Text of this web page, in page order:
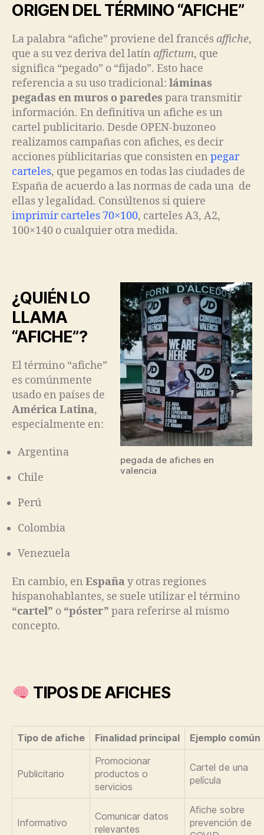
ORIGEN DEL TÉRMINO “AFICHE”
La palabra “afiche” proviene del francés affiche,
que a su vez deriva del latín affictum, que
significa “pegado” o “fijado”. Esto hace
referencia a su uso tradicional: láminas
pegadas en muros o paredes para transmitir
información. En definitiva un afiche es un
cartel publicitario. Desde OPEN-buzoneo
realizamos campañas con afiches, es decir
acciones pùblicitarias que consisten en pegar
carteles, que pegamos en todas las ciudades de
España de acuerdo a las normas de cada una de
ellas y legalidad. Consúltenos si quiere
imprimir carteles 70×100, carteles A3, A2,
100×140 o cualquier otra medida.
pegada de afiches en
valencia
¿QUIÉN LO
LLAMA
“AFICHE”?
El término “afiche”
es comúnmente
usado en países de
América Latina,
especialmente en:
Argentina
Chile
Perú
Colombia
Venezuela
En cambio, en Españay otras regiones
hispanohablantes, se suele utilizar el término
“cartel” o “póster” para referirse al mismo
concepto.
TIPOS DE AFICHES
Tipo de afiche Finalidad principal Ejemplo común
Publicitario
Promocionar
productos o
servicios
Cartel de una
película
Informativo
Comunicar datos
relevantes
Afiche sobre
prevención de